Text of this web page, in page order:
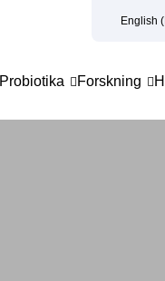
English (
Probiotika Forskning